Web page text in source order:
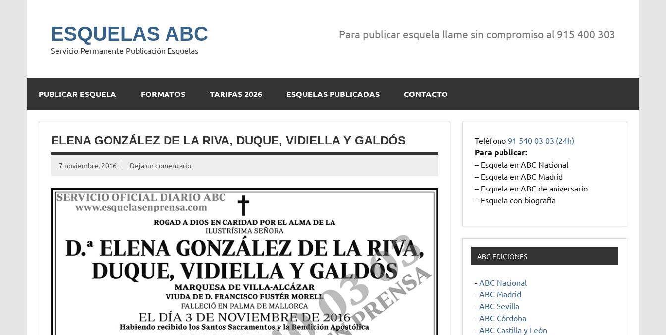
ESQUELAS ABC
Servicio Permanente Publicación Esquelas
Para publicar esquela llame sin compromiso al 915 400 303
PUBLICAR ESQUELA FORMATOS TARIFAS 2026 ESQUELAS PUBLICADAS CONTACTO
ELENA GONZÁLEZ DE LA RIVA, DUQUE, VIDIELLA Y GALDÓS
7 noviembre, 2016 Deja un comentario
Teléfono91 540 03 03 (24h)
Para publicar:
– Esquela en ABC Nacional
– Esquela en ABC Madrid
– Esquela en ABC de aniversario
– Esquela con biografía
ABC EDICIONES
- ABC Nacional
- ABC Madrid
- ABC Sevilla
- ABC Córdoba
- ABC Castilla y León